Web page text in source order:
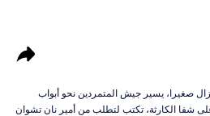
صغيرا، يسير جيش المتمردين نحو أبواب
على شفا الكارثة، تكتب لتطلب من أمير نان تشوان